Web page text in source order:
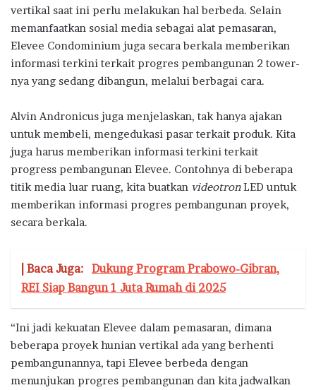
vertikal saat ini perlu melakukan hal berbeda. Selain
memanfaatkan sosial media sebagai alat pemasaran,
Elevee Condominium juga secara berkala memberikan
informasi terkini terkait progres pembangunan 2 tower-
nya yang sedang dibangun, melalui berbagai cara.
Alvin Andronicus juga menjelaskan, tak hanya ajakan
untuk membeli, mengedukasi pasar terkait produk. Kita
juga harus memberikan informasi terkini terkait
progress pembangunan Elevee. Contohnya di beberapa
titik media luar ruang, kita buatkan videotronLED untuk
memberikan informasi progres pembangunan proyek,
secara berkala.
| Baca Juga: Dukung Program Prabowo-Gibran,
REI Siap Bangun 1 Juta Rumah di 2025
“Ini jadi kekuatan Elevee dalam pemasaran, dimana
beberapa proyek hunian vertikal ada yang berhenti
pembangunannya, tapi Elevee berbeda dengan
menunjukan progres pembangunan dan kita jadwalkan